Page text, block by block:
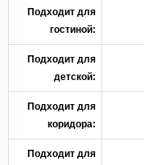
Подходит для
гостиной:
Подходит для
детской:
Подходит для
коридора:
Подходит для